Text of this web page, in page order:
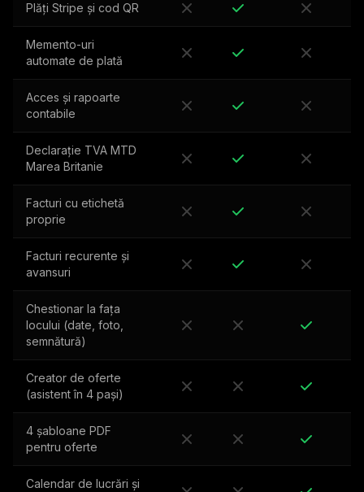
Plăți Stripe și cod QR
Memento-uri
automate de plată
Acces și rapoarte
contabile
Declarație TVA MTD
Marea Britanie
Facturi cu etichetă
proprie
Facturi recurente și
avansuri
Chestionar la fața
locului (date, foto,
semnătură)
Creator de oferte
(asistent în 4 pași)
4 șabloane PDF
pentru oferte
Calendar de lucrări și